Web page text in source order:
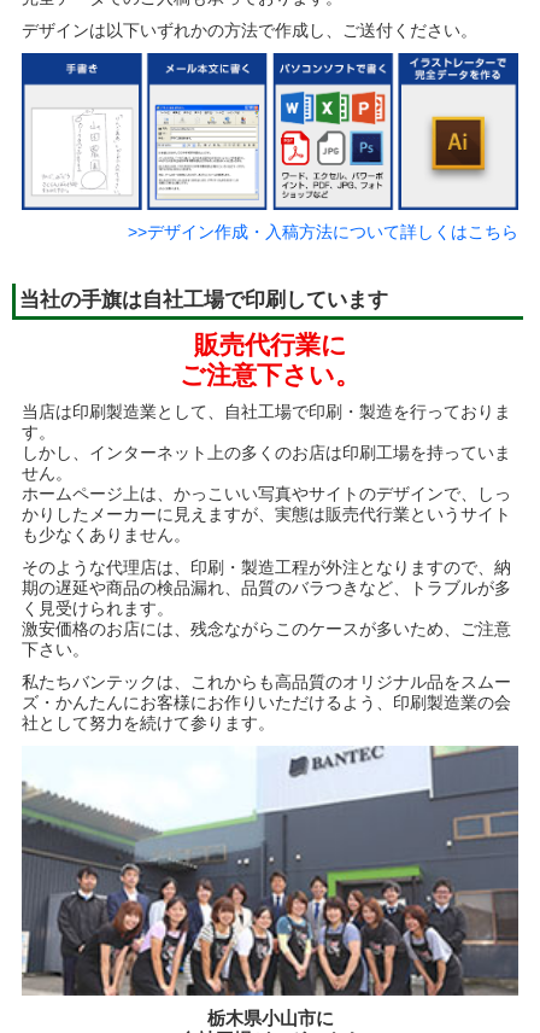
デザインは以下いずれかの方法で作成し、ご送付ください。
>>デザイン作成・入稿方法について詳しくはこちら
当社の手旗は自社工場で印刷しています
販売代行業に
ご注意下さい。
当店は印刷製造業として、自社工場で印刷・製造を行っておりま
す。
しかし、インターネット上の多くのお店は印刷工場を持っていま
せん。
ホームページ上は、かっこいい写真やサイトのデザインで、しっ
かりしたメーカーに見えますが、実態は販売代行業というサイト
も少なくありません。
そのような代理店は、印刷・製造工程が外注となりますので、納
期の遅延や商品の検品漏れ、品質のバラつきなど、トラブルが多
く見受けられます。
激安価格のお店には、残念ながらこのケースが多いため、ご注意
下さい。
私たちバンテックは、これからも高品質のオリジナル品をスムー
ズ・かんたんにお客様にお作りいただけるよう、印刷製造業の会
社として努力を続けて参ります。
栃木県小山市に